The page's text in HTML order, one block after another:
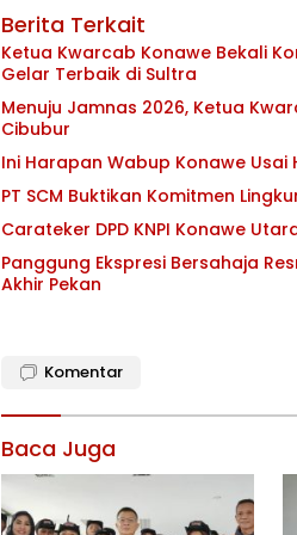
Berita Terkait
Ketua Kwarcab Konawe Bekali
Gelar Terbaik di Sultra
Menuju Jamnas 2026, Ketua
Cibubur
Ini Harapan Wabup Konawe
PT SCM Buktikan Komitmen
Carateker DPD KNPI Konawe
Panggung Ekspresi Bersahaja
Akhir Pekan
Komentar
Baca Juga